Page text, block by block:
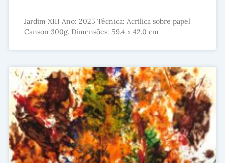
Jardim XIII Ano: 2025 Técnica: Acrílica sobre papel
Canson 300g. Dimensões: 59.4 x 42.0 cm